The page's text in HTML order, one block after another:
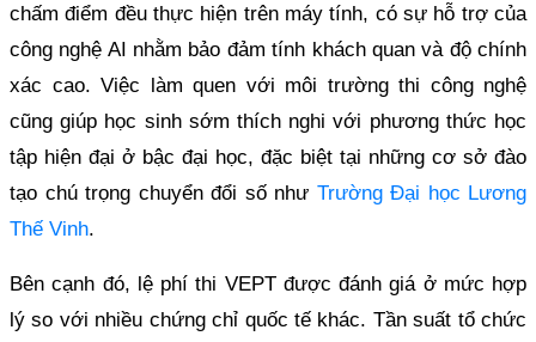
chấm điểm đều thực hiện trên máy tính, có sự hỗ trợ của
công nghệ AI nhằm bảo đảm tính khách quan và độ chính
xác cao. Việc làm quen với môi trường thi công nghệ
cũng giúp học sinh sớm thích nghi với phương thức học
tập hiện đại ở bậc đại học, đặc biệt tại những cơ sở đào
tạo chú trọng chuyển đổi số như Trường Đại học Lương
Thế Vinh.
Bên cạnh đó, lệ phí thi VEPT được đánh giá ở mức hợp
lý so với nhiều chứng chỉ quốc tế khác. Tần suất tổ chức